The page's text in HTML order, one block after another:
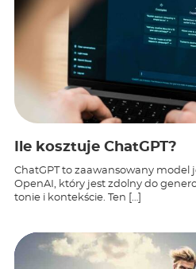
Ile kosztuje ChatGPT?
ChatGPT to zaawansowany model
OpenAI, który jest zdolny do
tonie i kontekście. Ten […]